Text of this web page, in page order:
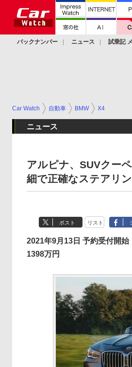
バックナンバー ニュース 試乗記
Car Watch 自動車 BMW X4
ニュース
アルピナ、SUVクー
細で正確なステアリ
ポスト リスト
2021年9月13日 予約受付開始
1398万円